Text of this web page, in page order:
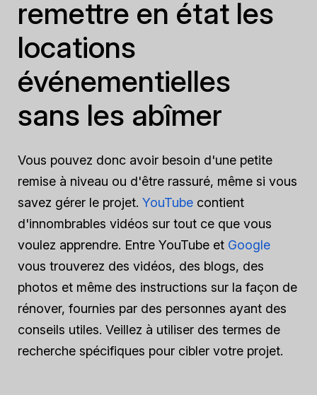
remettre en état les
locations
événementielles
sans les abîmer
Vous pouvez donc avoir besoin d'une petite
remise à niveau ou d'être rassuré, même si vous
savez gérer le projet. YouTube contient
d'innombrables vidéos sur tout ce que vous
voulez apprendre. Entre YouTube et Google
vous trouverez des vidéos, des blogs, des
photos et même des instructions sur la façon de
rénover, fournies par des personnes ayant des
conseils utiles. Veillez à utiliser des termes de
recherche spécifiques pour cibler votre projet.